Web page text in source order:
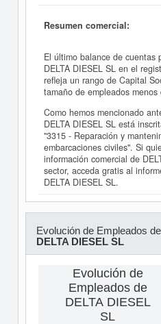
Resumen comercial:
El último balance de cuentas
DELTA DIESEL SL en el
refleja un rango de Capital
tamaño de empleados menos
Como hemos mencionado
DELTA DIESEL SL está
"3315 - Reparación y
embarcaciones civiles". Si
información comercial de
sector, acceda gratis al
DELTA DIESEL SL.
Evolución de Empleados de
DELTA DIESEL SL
Evolución de
Empleados de
DELTA DIESEL
SL